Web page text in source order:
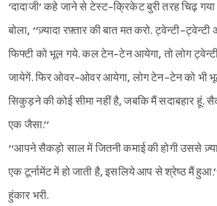
‘दादाजी’ कहे जाने से टेस्ट-क्रिकेट बुरी तरह चिढ़
बोला, ‘‘ज़्यादा रफ़्तार की बात मत करो. ट्वेन्टी-
फिफ्टी को भूल गये. कल टेन-टेन आयेगा, तो लोग
जायेगें. फिर ओवर-ओवर आयेगा, लोग टेन-टेन को भी
सिकुड़ने की कोई सीमा नहीं है, जबकि मैं सदाबहार हूं.
एक जैसा.’’
‘‘आपने सैकड़ो साल में जितनी कमाई की होगी उससे
एक टूर्नामेंट में हो जाती है, इसलिये आप से श्रेष्ठ मैं
हुंकार भरी.